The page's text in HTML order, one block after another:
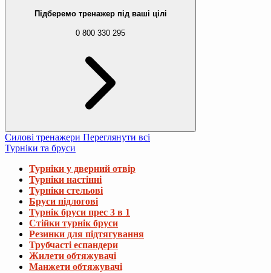
Підберемо тренажер під ваші цілі
0 800 330 295
Силові тренажери Переглянути всі
Турніки та бруси
Турніки у дверний отвір
Турніки настінні
Турніки стельові
Бруси підлогові
Турнік бруси прес 3 в 1
Стійки турнік бруси
Резинки для підтягування
Трубчасті еспандери
Жилети обтяжувачі
Манжети обтяжувачі